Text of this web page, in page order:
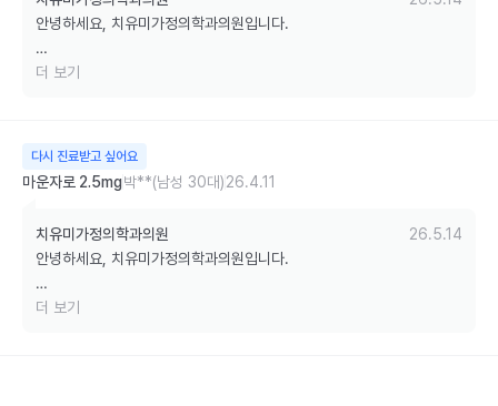
확인할 때 효과와 안전성이 높아져, 환자분께 도움이 될 항목 위주로 안
내드리고 있습니다. 다만 설명이 부담으로 다가갔다면 저희가 더 세심히
살피지 못한 부분이니, 다음 진료 시에는 원하시는 범위 안에서만 진행
될 수 있도록 충분히 여쭙고 결정하겠습니다.
편안한 진료로 보답드리겠습니다. 감사합니다.
안녕하세요, 치유미가정의학과의원입니다.
솔직한 후기 남겨주셔서 감사드립니다. 부족했던 부분 짚어주신 덕분에
실 때는 달라진 모습으로 보답드리겠습니다.
건강한 변화 응원드립니다. 감사합니다.
더 보기
다시 진료받고 싶어요
마운자로 2.5mg박**(남성 30대)26.4.11
치유미가정의학과의원
26.5.14
안녕하세요, 치유미가정의학과의원입니다.
바쁘신 중에도 소중한 후기 남겨주셔서 진심으로 감사드립니다. 친절함
더 보기